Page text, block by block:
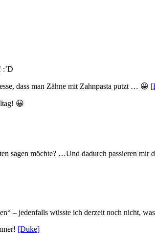
:’D
dass man Zähne mit Zahnpasta putzt … 😀
😀
sagen möchte? …Und dadurch passieren mir
– jedenfalls wüsste ich derzeit noch nicht,
[Duke]